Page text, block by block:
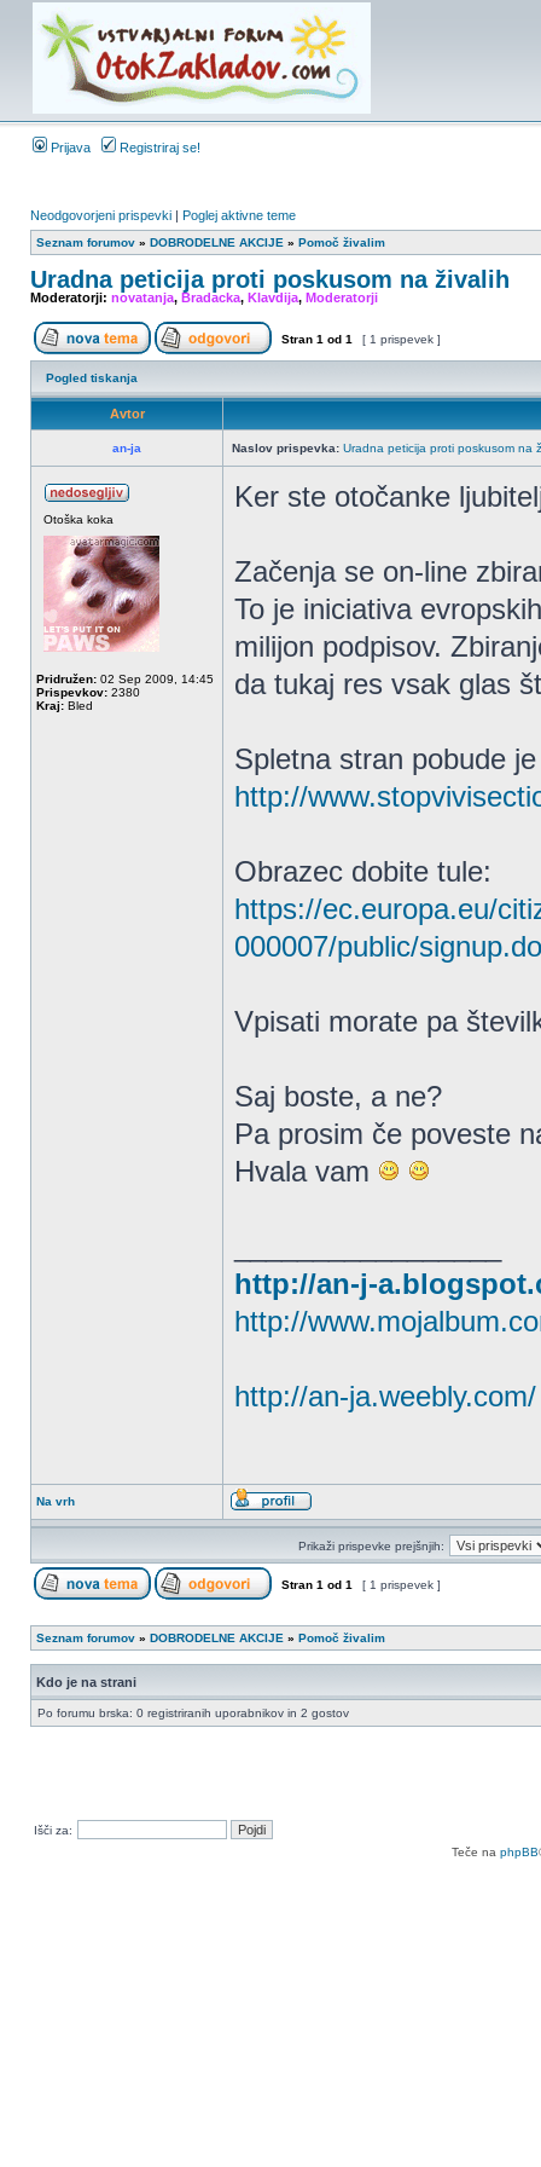
Prijava Registriraj se!
Neodgovorjeni prispevki | Poglej aktivne teme
Seznam forumov » DOBRODELNE AKCIJE » Pomoč živalim
Uradna peticija proti poskusom na živalih
Moderatorji: novatanja, Bradacka, Klavdija, Moderatorji
Stran 1 od 1 [ 1 prispevek ]
Pogled tiskanja
Avtor
an-ja Naslov prispevka: Uradna peticija proti poskusom na
Otoška koka
Pridružen: 02 Sep 2009, 14:45
Prispevkov: 2380
Kraj: Bled
Ker ste otočanke
Začenja se on-line
To je iniciativa
milijon podpisov.
da tukaj res vsak glas
Spletna stran pobude je
http://
Obrazec dobite tule:
https://ec.europa.eu/
000007/public/
Vpisati morate pa
Saj boste, a ne?
Pa prosim če poveste
Hvala vam
http://an-j-
http://
http://an-ja.weebly.com/
Na vrh
Prikaži prispevke prejšnjih:
Stran 1 od 1 [ 1 prispevek ]
Seznam forumov » DOBRODELNE AKCIJE » Pomoč živalim
Kdo je na strani
Po forumu brska: 0 registriranih uporabnikov in 2 gostov
Išči za:
Teče na phpBB